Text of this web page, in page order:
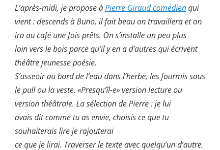
L’après-midi, je propose àPierre Giraud comédienqui
vient : descends à Buno, il fait beau on travaillera et on
ira au café une fois prêts. On s’installe un peu plus
loin vers le bois parce qu’il y en a d’autres qui écrivent
théâtre jeunesse poésie.
S’asseoir au bord de l’eau dans l’herbe, les fourmis sous
le pull ou la veste. «Presqu’îl-e» version lecture ou
version théâtrale. La sélection de Pierre : je lui
avais dit comme tu as envie, choisis ce que tu
souhaiterais lire je rajouterai
ce que je lirai. Traverser le texte avec quelqu’un d’autre.